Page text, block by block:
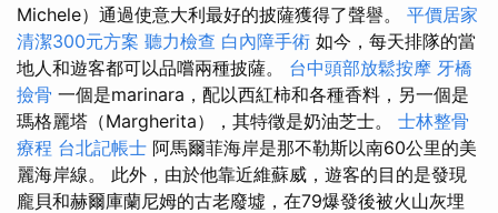
Michele）通過使意大利最好的披薩獲得了聲譽。 平價居家
清潔300元方案 聽力檢查 白內障手術 如今，每天排隊的當
地人和遊客都可以品嚐兩種披薩。 台中頭部放鬆按摩 牙橋
撿骨 一個是marinara，配以西紅柿和各種香料，另一個是
瑪格麗塔（Margherita），其特徵是奶油芝士。 士林整骨
療程 台北記帳士 阿馬爾菲海岸是那不勒斯以南60公里的美
麗海岸線。 此外，由於他靠近維蘇威，遊客的目的是發現
龐貝和赫爾庫蘭尼姆的古老廢墟，在79爆發後被火山灰埋